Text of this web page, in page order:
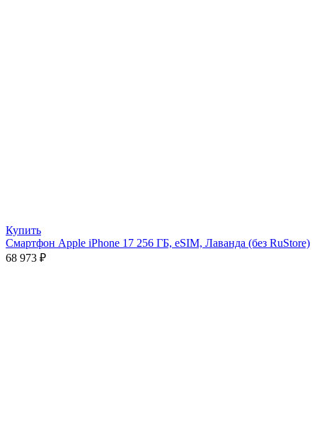
Купить
Смартфон Apple iPhone 17 256 ГБ, eSIM, Лаванда (без RuStore)
68 973 ₽